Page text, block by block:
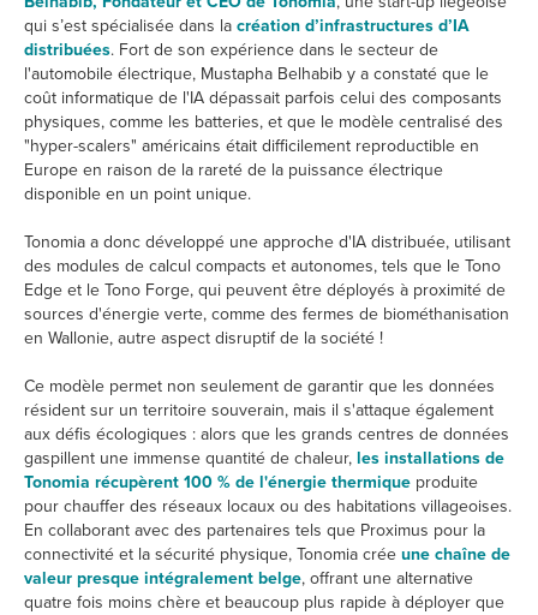
qui s’est spécialisée dans la création d’infrastructures d’IA
distribuées. Fort de son expérience dans le secteur de
l'automobile électrique, Mustapha Belhabib y a constaté que le
coût informatique de l'IA dépassait parfois celui des composants
physiques, comme les batteries, et que le modèle centralisé des
"hyper-scalers" américains était difficilement reproductible en
Europe en raison de la rareté de la puissance électrique
disponible en un point unique.
Tonomia a donc développé une approche d'IA distribuée, utilisant
des modules de calcul compacts et autonomes, tels que le Tono
Edge et le Tono Forge, qui peuvent être déployés à proximité de
sources d'énergie verte, comme des fermes de biométhanisation
en Wallonie, autre aspect disruptif de la société !
Ce modèle permet non seulement de garantir que les données
résident sur un territoire souverain, mais il s'attaque également
aux défis écologiques : alors que les grands centres de données
gaspillent une immense quantité de chaleur, les installations de
Tonomia récupèrent 100 % de l'énergie thermique produite
pour chauffer des réseaux locaux ou des habitations villageoises.
En collaborant avec des partenaires tels que Proximus pour la
connectivité et la sécurité physique, Tonomia crée une chaîne de
valeur presque intégralement belge, offrant une alternative
quatre fois moins chère et beaucoup plus rapide à déployer que